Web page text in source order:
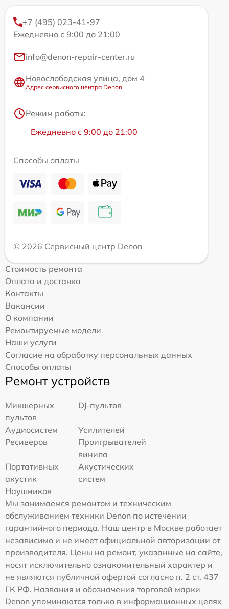
+7 (495) 023-41-97
Ежедневно с 9:00 до 21:00
info@denon-repair-center.ru
Новослободская улица, дом 4
Адрес сервисного центра Denon
Режим работы:
Ежедневно с 9:00 до 21:00
Способы оплаты
© 2026 Сервисный центр Denon
Стоимость ремонта
Оплата и доставка
Контакты
Вакансии
О компании
Ремонтируемые модели
Наши услуги
Согласие на обработку персональных данных
Способы оплаты
Ремонт устройств
Микшерных
пультов
DJ-пультов
Аудиосистем
Усилителей
Ресиверов
Проигрывателей
винила
Портативных
акустик
Акустических
систем
Наушников
Мы занимаемся ремонтом и техническим
обслуживанием техники Denon по истечении
гарантийного периода. Наш центр в Москве работает
независимо и не имеет официальной авторизации от
производителя. Цены на ремонт, указанные на сайте,
носят исключительно ознакомительный характер и
не являются публичной офертой согласно п. 2 ст. 437
ГК РФ. Названия и обозначения торговой марки
Denon упоминаются только в информационных целях